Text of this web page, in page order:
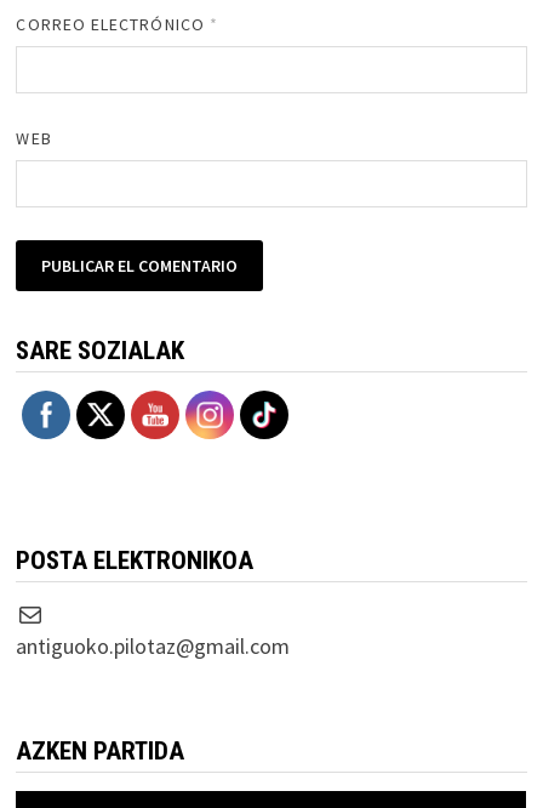
CORREO ELECTRÓNICO *
WEB
SARE SOZIALAK
POSTA ELEKTRONIKOA
Correo electrónico
antiguoko.pilotaz@gmail.com
AZKEN PARTIDA